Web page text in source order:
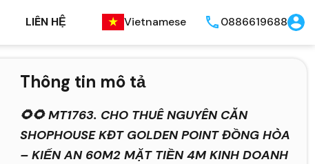
LIÊN HỆ Vietnamese 0886619688
Thông tin mô tả
🌻🌻 MT1763. CHO THUÊ NGUYÊN CĂN
SHOPHOUSE KĐT GOLDEN POINT ĐỒNG HÒA
– KIẾN AN 60M2 MẶT TIỀN 4M KINH DOANH